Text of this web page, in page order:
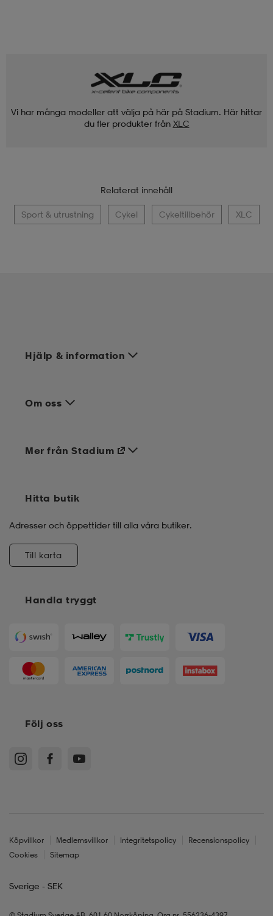
Vi har många modeller att välja på här på Stadium. Här hittar
du fler produkter från XLC
Relaterat innehåll
Sport & utrustning Cykel Cykeltillbehör XLC
Hjälp & information
Om oss
Handla tryggt
Mer från Stadium
Hitta butik
Adresser och öppettider till alla våra butiker.
Till karta
Följ oss
Köpvillkor Medlemsvillkor Integritetspolicy
Recensionspolicy
Cookies
Sitemap
Sverige - SEK